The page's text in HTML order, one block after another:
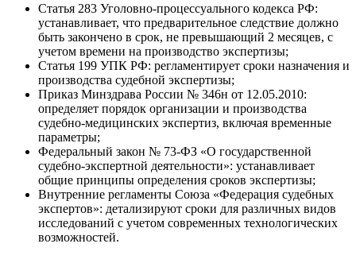
Статья 283 Уголовно-процессуального кодекса РФ:
устанавливает, что предварительное следствие должно
быть закончено в срок, не превышающий 2 месяцев, с
учетом времени на производство экспертизы;
Статья 199 УПК РФ: регламентирует сроки назначения и
производства судебной экспертизы;
Приказ Минздрава России № 346н от 12.05.2010:
определяет порядок организации и производства
судебно-медицинских экспертиз, включая временные
параметры;
Федеральный закон № 73-ФЗ «О государственной
судебно-экспертной деятельности»: устанавливает
общие принципы определения сроков экспертизы;
Внутренние регламенты Союза «Федерация судебных
экспертов»: детализируют сроки для различных видов
исследований с учетом современных технологических
возможностей.